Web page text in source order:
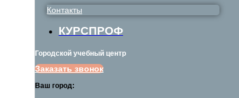
Контакты
КУРСПРОФ
Городской учебный центр
Заказать звонок
Ваш город: